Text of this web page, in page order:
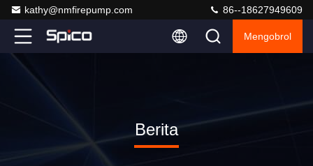
kathy@nmfirepump.com 86--18627949609
Mengobrol
Berita